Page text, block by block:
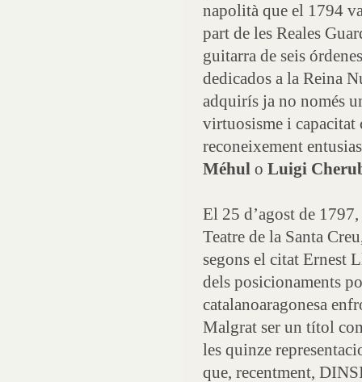
napolità que el 1794
part de les Reales
guitarra de seis
dedicados a la Reina
adquirís ja no només
virtuosisme i capacitat
reconeixement
Méhul o Luigi
El 25 d’agost de
Teatre de la Santa
segons el citat Ernest
dels posicionaments
catalanoaragonesa
Malgrat ser un títol
les quinze
que, recentment,